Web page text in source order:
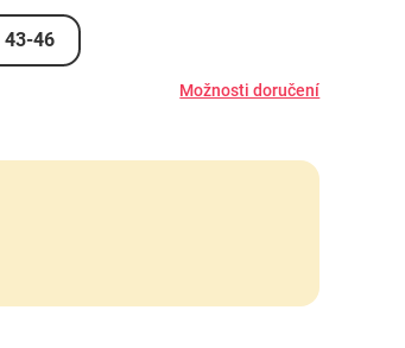
43-46
Možnosti doručení